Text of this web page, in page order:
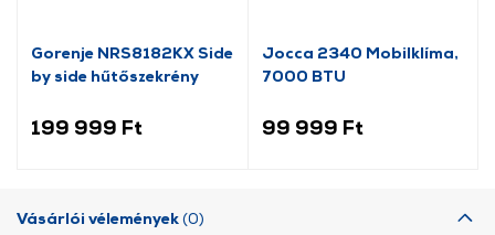
Gorenje NRS8182KX Side
by side hűtőszekrény
199 999 Ft
Jocca 2340 Mobilklíma,
7000 BTU
99 999 Ft
Vásárlói vélemények(0)